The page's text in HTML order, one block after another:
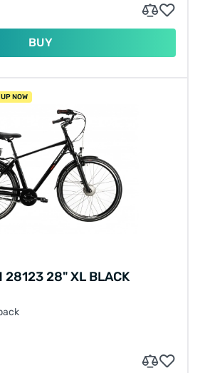
BUY
NOW
28123 28" XL BLACK